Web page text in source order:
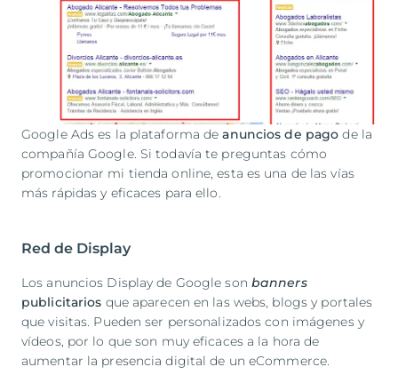
Google Ads es la plataforma deanuncios de pago de la
compañía Google. Si todavía te preguntas cómo
promocionar mi tienda online, esta es una de las vías
más rápidas y eficaces para ello.
Red de Display
Los anuncios Display de Google son banners
publicitarios que aparecen en las webs, blogs y portales
que visitas. Pueden ser personalizados con imágenes y
vídeos, por lo que son muy eficaces a la hora de
aumentar la presencia digital de un eCommerce.